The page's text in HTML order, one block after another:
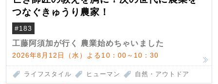
つなぐきゅうり農家！
#183
工藤阿須加が行く 農業始めちゃいました
2026年8月12日（水）よる10：00～10：30
ライフスタイル ヒューマン 自然・アウトドア